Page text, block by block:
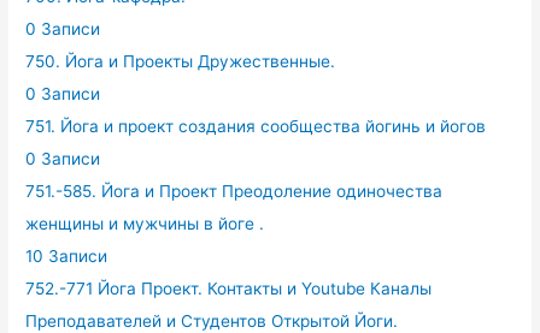
0 Записи
750. Йога и Проекты Дружественные.
0 Записи
751. Йога и проект создания сообщества йогинь и йогов
0 Записи
751.-585. Йога и Проект Преодоление одиночества
женщины и мужчины в йоге .
10 Записи
752.-771 Йога Проект. Контакты и Youtube Каналы
Преподавателей и Студентов Открытой Йоги.